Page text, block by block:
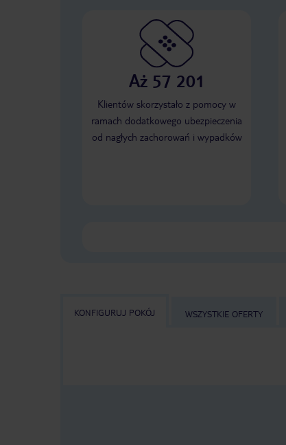
Aż 57 201
Klientów skorzystało z pomocy w
ramach dodatkowego ubezpieczenia
od nagłych zachorowań i wypadków
KONFIGURUJ POKÓJ WSZYSTKIE OFERTY